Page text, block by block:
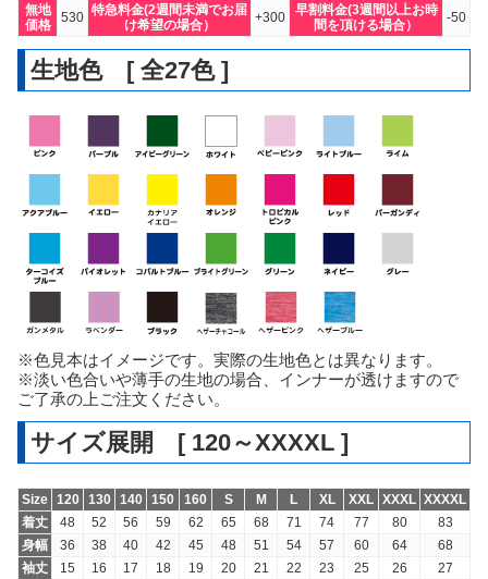
無地
価格
530 特急料金(2週間未満でお届
け希望の場合）
+300
早割料金(3週間以上お時
間を頂ける場合）
-50
生地色 [ 全27色 ]
※色見本はイメージです。実際の生地色とは異なります。
※淡い色合いや薄手の生地の場合、インナーが透けますので
ご了承の上ご注文ください。
サイズ展開 [ 120～XXXXL ]
Size 120 130 140 150 160 S M L XL XXL XXXL XXXXL
着丈
48 52 56 59 62 65 68 71 74 77 80
83
身幅
36 38 40 42 45 48 51 54 57 60 64
68
袖丈
15 16 17 18 19 20 21 22 23 25 26
27